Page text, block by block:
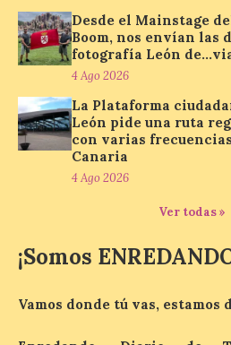
Esta
permanecerá
público hasta el
30 de agosto. Con
de la
centenario de la muerte de
la ciudad de Astorga viene
amplio programa de
rinden homenaje a […]
publica el volumen 55
la Biblioteca de
Desde el Mainstage
Boom, nos envían las
fotografía León
4 Ago 2026
La Plataforma
León pide una ruta
con varias
Canaria
4 Ago 2026
Ver todas »
¡Somos
Vamos donde tú vas, estamos